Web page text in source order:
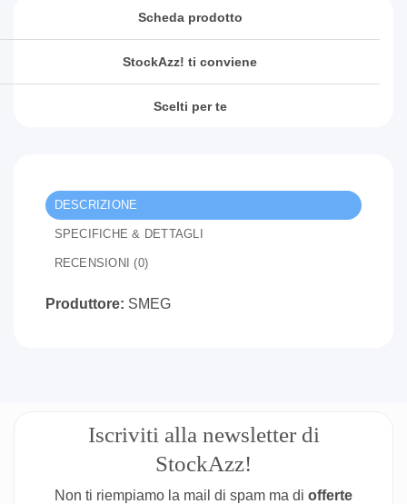
Scheda prodotto
StockAzz! ti conviene
Scelti per te
DESCRIZIONE
SPECIFICHE & DETTAGLI
RECENSIONI (0)
Produttore: SMEG
Iscriviti alla newsletter di
StockAzz!
Non ti riempiamo la mail di spam ma di offerte